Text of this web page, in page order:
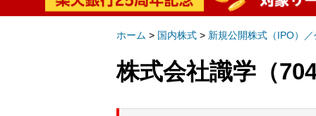
ホーム > 国内株式 > 新規公開株式（IPO）
株式会社識学（